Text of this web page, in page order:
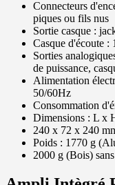
Connecteurs
piques ou fils nus
Sortie casque :
Casque d'écoute :
Sorties
de puissance,
Alimentation
50/60Hz
Consommation
Dimensions : L x
240 x 72 x 240
Poids : 1770 g
2000 g (Bois)